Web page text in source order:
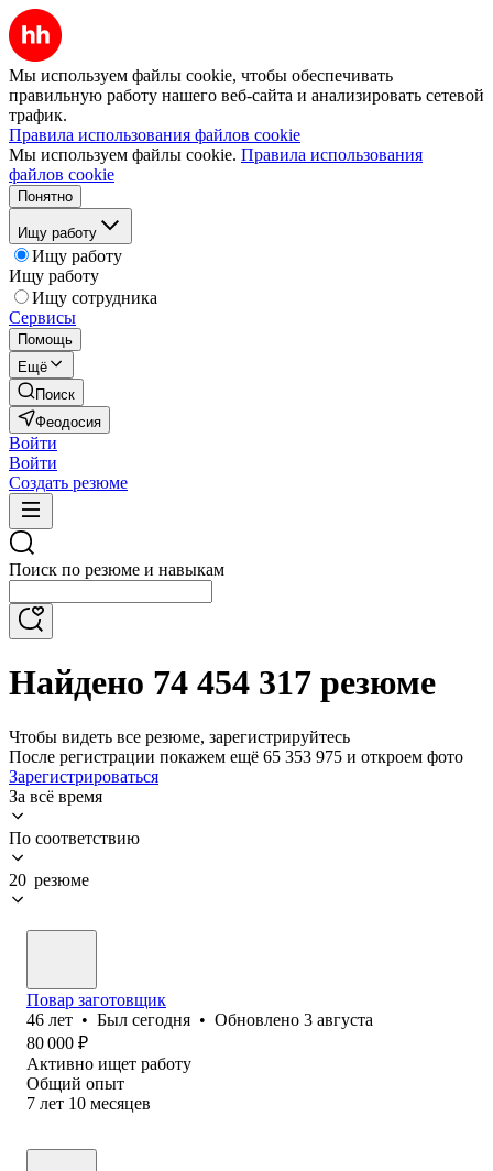
Мы используем файлы cookie, чтобы обеспечивать
правильную работу нашего веб-сайта и анализировать сетевой
трафик.
Правила использования файлов cookie
Мы используем файлы cookie. Правила использования
файлов cookie
Понятно
Ищу работу
Ищу работу
Ищу работу
Ищу сотрудника
Сервисы
Помощь
Ещё
Поиск
Феодосия
Войти
Войти
Создать резюме
Поиск по резюме и навыкам
Найдено 74 454 317 резюме
Чтобы видеть все резюме, зарегистрируйтесь
После регистрации покажем ещё 65 353 975 и откроем фото
Зарегистрироваться
За всё время
По соответствию
20 резюме
Повар заготовщик
46 лет • Был сегодня • Обновлено 3 августа
80 000 ₽
Активно ищет работу
Общий опыт
7 лет 10 месяцев